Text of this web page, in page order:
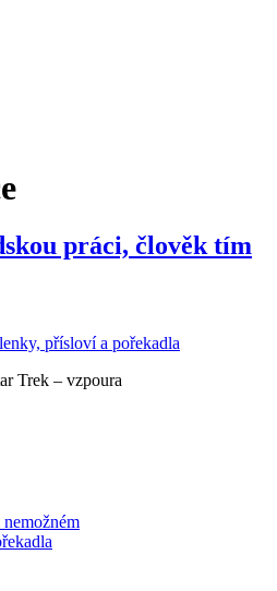
práci, člověk tím
přísloví a pořekadla
Trek – vzpoura